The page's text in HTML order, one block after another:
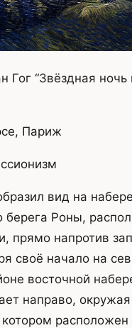
Гог “Звёздная ночь
Париж
вид на
берега Роны,
прямо напротив
своё начало на
восточной
направо,
расположен